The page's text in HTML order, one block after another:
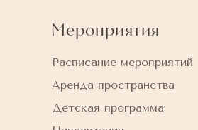
Мероприятия
Расписание мероприятий
Аренда пространства
Детская программа